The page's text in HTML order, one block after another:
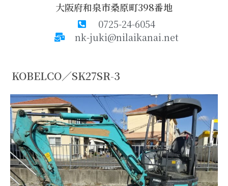
大阪府和泉市桑原町398番地
0725-24-6054
nk-juki@nilaikanai.net
KOBELCO／SK27SR-3